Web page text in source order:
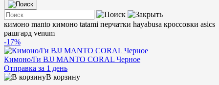
кимоно manto кимоно tatami перчатки hayabusa кроссовки asics
рашгард venum
-17%
Кимоно/Ги BJJ MANTO CORAL Черное
Отправка за 1 день
В корзину